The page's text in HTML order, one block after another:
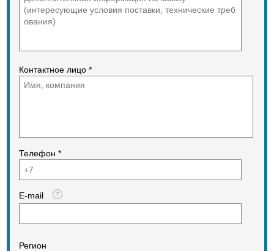
Контактное лицо *
Телефон *
E-mail
Регион